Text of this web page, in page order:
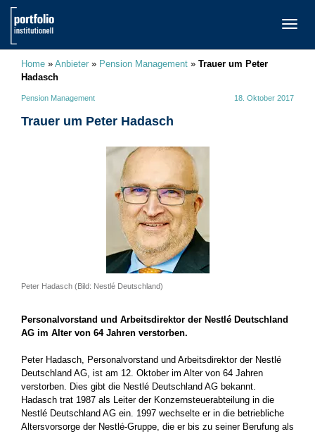
Home » Anbieter » Pension Management » Trauer um Peter
Hadasch
Pension Management 18. Oktober 2017
Trauer um Peter Hadasch
Peter Hadasch (Bild: Nestlé Deutschland)
Personalvorstand und Arbeitsdirektor der Nestlé Deutschland
AG im Alter von 64 Jahren verstorben.
Peter Hadasch, Personalvorstand und Arbeitsdirektor der Nestlé
Deutschland AG, ist am 12. Oktober im Alter von 64 Jahren
verstorben. Dies gibt die Nestlé Deutschland AG bekannt.
Hadasch trat 1987 als Leiter der Konzernsteuerabteilung in die
Nestlé Deutschland AG ein. 1997 wechselte er in die betriebliche
Altersvorsorge der Nestlé-Gruppe, die er bis zu seiner Berufung als